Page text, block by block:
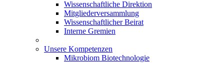
Wissenschaftliche Direktion
Mitgliederversammlung
Wissenschaftlicher Beirat
Interne Gremien
Unsere Kompetenzen
Mikrobiom Biotechnologie